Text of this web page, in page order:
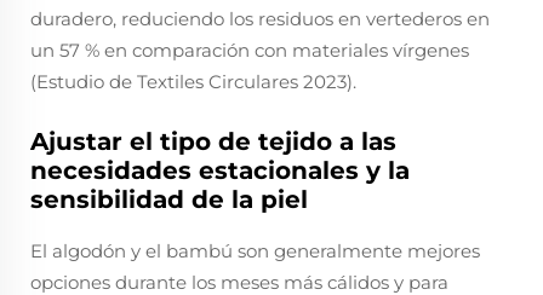
duradero, reduciendo los residuos en vertederos en
un 57 % en comparación con materiales vírgenes
(Estudio de Textiles Circulares 2023).
Ajustar el tipo de tejido a las
necesidades estacionales y la
sensibilidad de la piel
El algodón y el bambú son generalmente mejores
opciones durante los meses más cálidos y para